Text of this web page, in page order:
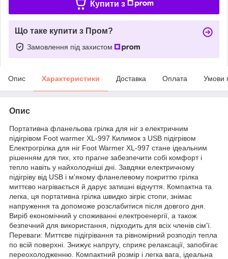
Купити з
Що таке купити з Пром?
Замовлення під захистом
Опис Характеристики Доставка Оплата Умови
Опис
Портативна фланельова грілка для ніг з електричним
підігрівом Foot warmer XL-997 Килимок з USB підігрівом
Електрогрілка для ніг Foot Warmer XL-997 стане ідеальним
рішенням для тих, хто прагне забезпечити собі комфорт і
тепло навіть у найхолодніші дні. Завдяки електричному
підігріву від USB і м'якому фланелевому покриттю грілка
миттєво нагрівається й дарує затишні відчуття. Компактна та
легка, ця портативна грілка швидко зігріє стопи, знімає
напруження та допоможе розслабитися після довгого дня.
Виріб економічний у споживанні електроенергії, а також
безпечний для використання, підходить для всіх членів сім'ї.
Переваги: Миттєве підігрівання та рівномірний розподіл тепла
по всій поверхні. Знижує напругу, сприяє релаксації, запобігає
переохолодженню. Компактний розмір і легка вага, ідеальна